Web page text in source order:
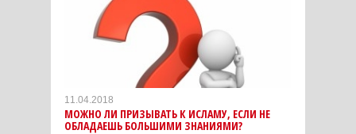
11.04.2018
МОЖНО ЛИ ПРИЗЫВАТЬ К ИСЛАМУ, ЕСЛИ НЕ
ОБЛАДАЕШЬ БОЛЬШИМИ ЗНАНИЯМИ?